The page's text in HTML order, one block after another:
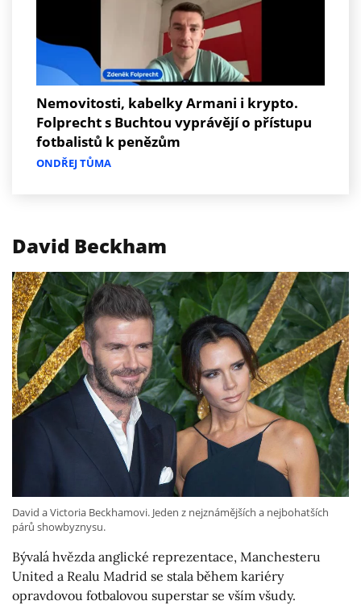
Nemovitosti, kabelky Armani i krypto.
Folprecht s Buchtou vyprávějí o přístupu
fotbalistů k penězům
ONDŘEJ TŮMA
David Beckham
David a Victoria Beckhamovi. Jeden z nejznámějších a nejbohatších
párů showbyznysu.
Bývalá hvězda anglické reprezentace, Manchesteru
United a Realu Madrid se stala během kariéry
opravdovou fotbalovou superstar se vším všudy.